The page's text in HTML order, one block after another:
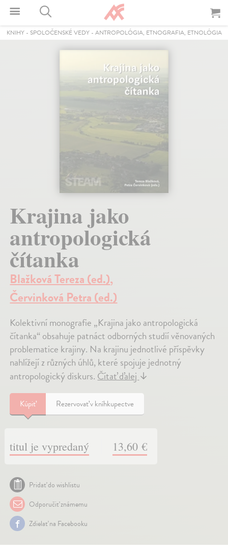
KNIHY- SPOLOČENSKÉ VEDY- ANTROPOLÓGIA, ETNOGRAFIA, ETNOLÓGIA
Krajina jako
antropologická
čítanka
Blažková Tereza (ed.),
Červinková Petra (ed.)
Kolektivní monografie „Krajina jako antropologická
čítanka“ obsahuje patnáct odborných studií věnovaných
problematice krajiny. Na krajinu jednotlivé příspěvky
nahlížejí z různých úhlů, které spojuje jednotný
antropologický diskurs. Čítať ďalej ↓
Kúpiť Rezervovať v kníhkupectve
titul je vypredaný 13,60 €
Pridať do wishlistu
Odporučiť známemu
Zdielať na Facebooku